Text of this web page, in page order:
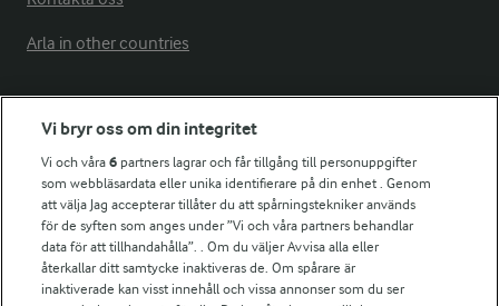
Arla in other countries
Fler Arlasajter
För ägare
Arlas kundportal
Arla.com
Falbygdens Ost
Arla webbshop
Vi bryr oss om din integritet
Vi och våra6 partners lagrar och får tillgång till personuppgifter
som webbläsardata eller unika identifierare på din enhet . Genom
att välja Jag accepterar tillåter du att spårningstekniker används
för de syften som anges under ”Vi och våra partners behandlar
data för att tillhandahålla”. . Om du väljer Avvisa alla eller
återkallar ditt samtycke inaktiveras de. Om spårare är
inaktiverade kan visst innehåll och vissa annonser som du ser